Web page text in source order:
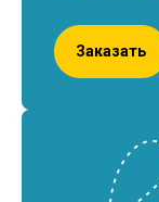
Заказать